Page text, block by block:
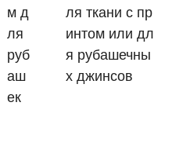
м д
ля
руб
аш
ек
ля ткани с пр
интом или дл
я рубашечны
х джинсов